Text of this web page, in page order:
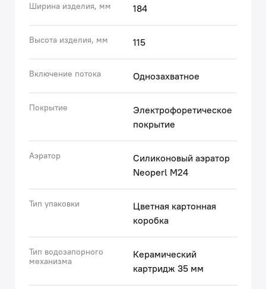
(с) Авторский текст, июнь 2023 г.
Ширина изделия, мм 184
Высота изделия, мм 115
Включение потока Однозахватное
Покрытие
Электрофоретическое
покрытие
Аэратор
Силиконовый аэратор
Neoperl M24
Тип упаковки
Цветная картонная
коробка
Тип водозапорного
механизма
Керамический
картридж 35 мм